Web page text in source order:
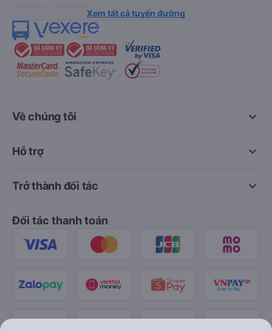
Xem tất cả tuyến đường
keyboard_arrow_down
Về chúng tôi
keyboard_arrow_down
Hỗ trợ
keyboard_arrow_down
Trở thành đối tác
Đối tác thanh toán